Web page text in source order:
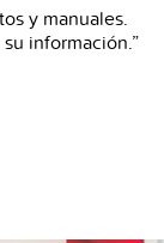
y manuales.
información.”